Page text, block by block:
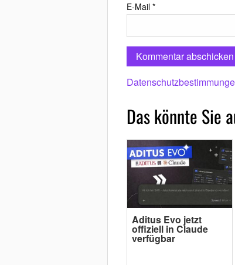
E-Mail *
Das könnte Sie
Aditus Evo jetzt
offiziell in Claude
verfügbar